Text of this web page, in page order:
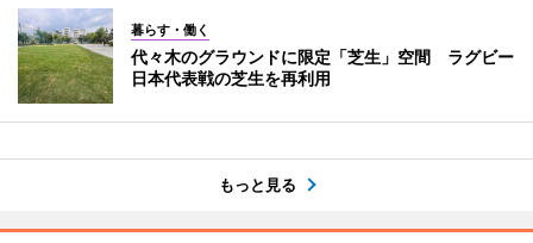
暮らす・働く
代々木のグラウンドに限定「芝生」空間 ラグビー
日本代表戦の芝生を再利用
もっと見る